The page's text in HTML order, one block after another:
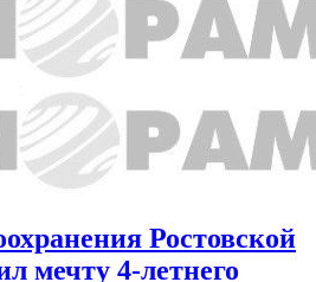
Ростовской
мечту 4-летнего